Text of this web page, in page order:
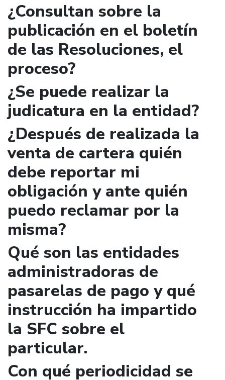
¿Consultan sobre la
publicación en el boletín
de las Resoluciones, el
proceso?
¿Se puede realizar la
judicatura en la entidad?
¿Después de realizada la
venta de cartera quién
debe reportar mi
obligación y ante quién
puedo reclamar por la
misma?
Qué son las entidades
administradoras de
pasarelas de pago y qué
instrucción ha impartido
la SFC sobre el
particular.
Con qué periodicidad se